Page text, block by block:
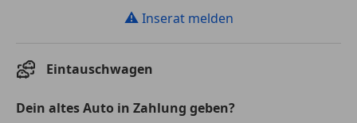
⚠ Inserat melden
Eintauschwagen
Dein altes Auto in Zahlung geben?